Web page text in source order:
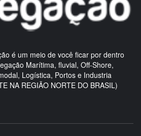
é um meio de você ficar por dentro
Marítima, fluvial, Off-Shore,
Logística, Portos e Industria
NA REGIÃO NORTE DO BRASIL)